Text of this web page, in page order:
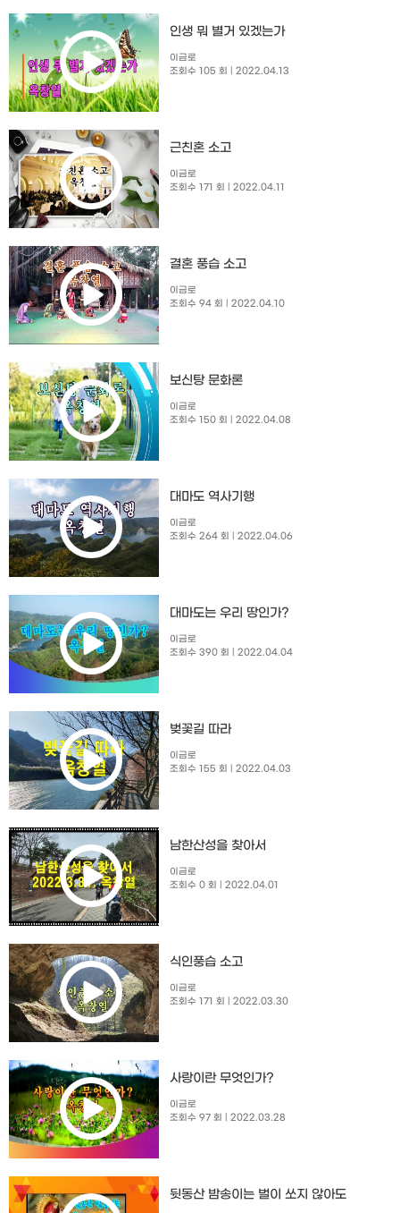
인생 뭐 별거 있겠는가
이금로
조회수 105 회
| 2022.04.13
근친혼 소고
이금로
조회수 171 회
| 2022.04.11
결혼 풍습 소고
이금로
조회수 94 회
| 2022.04.10
보신탕 문화론
이금로
조회수 150 회
| 2022.04.08
대마도 역사기행
이금로
조회수 264 회
| 2022.04.06
대마도는 우리 땅인가?
이금로
조회수 390 회
| 2022.04.04
벚꽃길 따라
이금로
조회수 155 회
| 2022.04.03
남한산성을 찾아서
이금로
조회수 0 회
| 2022.04.01
식인풍습 소고
이금로
조회수 171 회
| 2022.03.30
사랑이란 무엇인가?
이금로
조회수 97 회
| 2022.03.28
뒷동산 밤송이는 벌이 쏘지 않아도